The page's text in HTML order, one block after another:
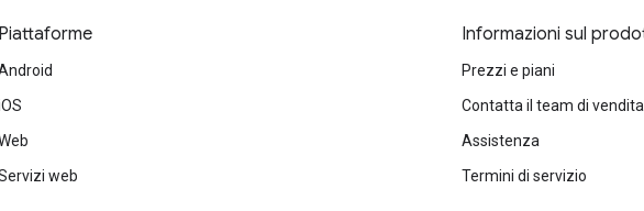
Piattaforme
web
Informazioni sul
Prezzi e piani
Contatta il team di vendita
Assistenza
Termini di servizio